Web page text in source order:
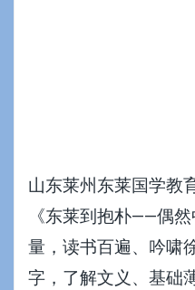
山东莱州东莱国学教
《东莱到抱朴——偶
量，读书百遍、吟啸
字，了解文义、基础